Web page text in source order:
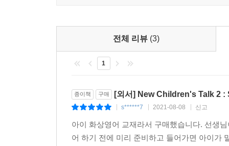
전체 리뷰 (3)
1
종이책 구매 [외서] New Children's Talk 2
s******7 2021-08-08 신고
아이 화상영어 교재라서 구매했습니다. 선생
어 하기 전에 미리 준비하고 들어가면 아이가